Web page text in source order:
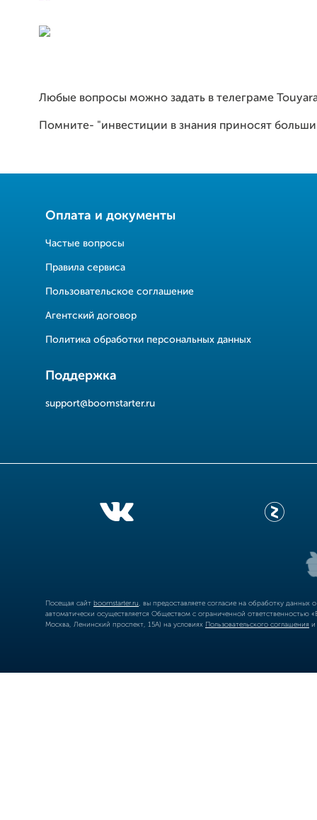
Любые вопросы можно задать в телеграме
Помните- "инвестиции в знания приносят
Оплата и документы
Частые вопросы
Правила сервиса
Пользовательское соглашение
Агентский договор
Политика обработки персональных данных
Поддержка
support@boomstarter.ru
Посещая сайт boomstarter.ru , вы предоставляете согласие на обработку
автоматически осуществляется Обществом с ограниченной
Москва, Ленинский проспект, 15А) на условиях Пользовательского соглашения и